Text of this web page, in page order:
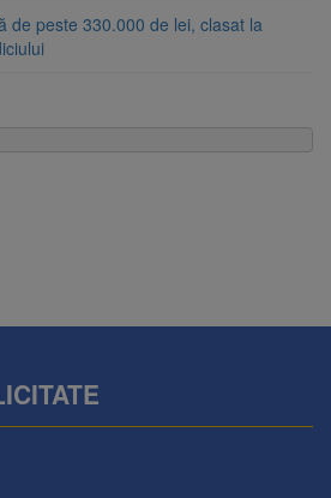
de peste 330.000 de lei, clasat la